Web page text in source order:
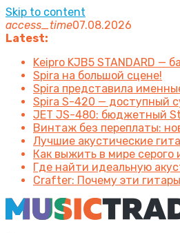
Skip to content
access_time07.08.2026
Latest:
Keipro KJB5 STANDARD —
Spira на большой сцене!
Spira представила
Spira S-420 — доступный
JET JS-480: бюджетный
Винтаж без переплаты:
Лучшие акустические
Как выжить в мире серого
Где найти идеальную
Crafter: Почему эти